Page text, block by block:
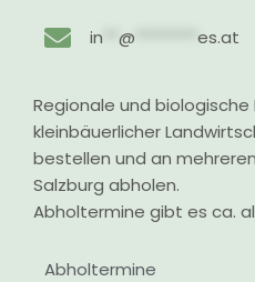
in **@ ********es.at
Regionale und
kleinbäuerlicher
bestellen und an
Salzburg abholen.
Abholtermine gibt es ca.
Abholtermine